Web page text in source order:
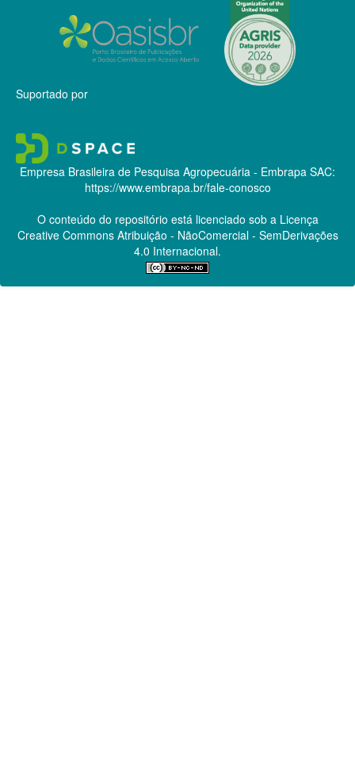
Suportado por
Empresa Brasileira de Pesquisa Agropecuária - Embrapa SAC:
https://www.embrapa.br/fale-conosco
O conteúdo do repositório está licenciado sob a Licença
Creative CommonsAtribuição - NãoComercial - SemDerivações
4.0 Internacional.